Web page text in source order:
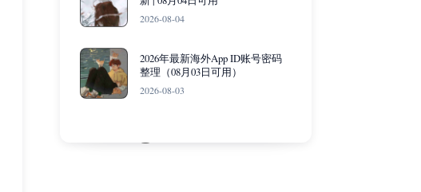
2026-08-04
2026年最新海外App ID账号密码
整理（08月03日可用）
2026-08-03